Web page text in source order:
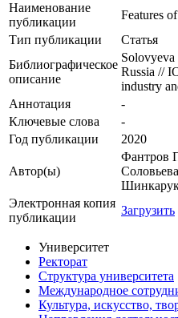
Наименование
публикации
Features
Тип публикации
Статья
Библиографическое
описание
Russia //
industry
Аннотация
-
Ключевые cлова
-
Год публикации
2020
Автор(ы)
Фантров
Электронная копия
публикации
Загрузить
Университет
Ректорат
Структура университета
Международное
Культура, искусство,